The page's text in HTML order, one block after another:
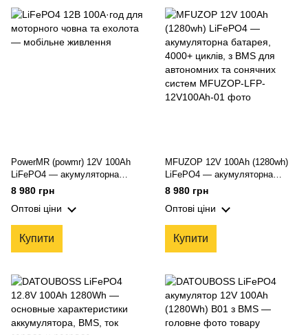
PowerMR (powmr) 12V 100Ah
LiFePO4 — акумуляторна
батарея, 4000+ циклів, з BMS
8 980 грн
Оптові ціни
Купити
MFUZOP 12V 100Ah (1280wh)
LiFePO4 — акумуляторна
батарея, 4000+ циклів, з BMS
для автономних та сонячних
систем
8 980 грн
Оптові ціни
Купити